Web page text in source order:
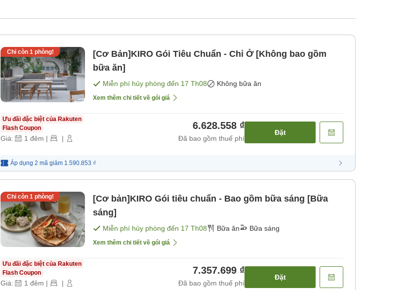
Chỉ còn 1phòng!
[Cơ Bản]KIRO Gói Tiêu Chuẩn - Chỉ Ở [Không bao gồm
bữa ăn]
Miễn phí hủy phòng đến 17 Th08 Không bữa ăn
Xem thêm chi tiết về gói giá
Ưu đãi đặc biệt của Rakuten
Flash Coupon
Giá: 1 đêm | |
6.628.558 ₫
Đã bao gồm thuế phí
Đặt
Áp dụng 2 mã giảm 1.590.853 ₫
Chỉ còn 1 phòng!
[Cơ bản]KIRO Gói tiêu chuẩn - Bao gồm bữa sáng [Bữa
sáng]
Miễn phí hủy phòng đến 17 Th08 Bữa ăn Bữa sáng
Xem thêm chi tiết về gói giá
Ưu đãi đặc biệt của Rakuten
Flash Coupon
Giá: 1 đêm | |
7.357.699 ₫
Đã bao gồm thuế phí
Đặt